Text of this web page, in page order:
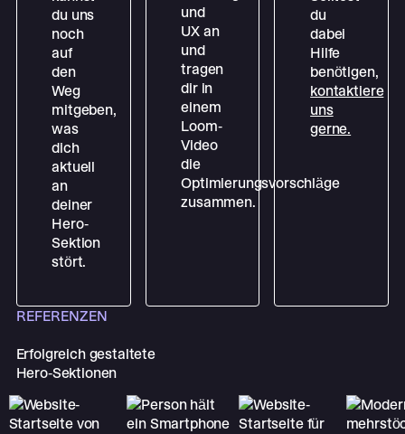
du uns
noch
auf
den
Weg
mitgeben,
was
dich
aktuell
an
deiner
Hero-
Sektion
stört.
und
UX an
und
tragen
dir in
einem
Loom-
Video
die
Optimierungsvorschläge
zusammen.
du
dabei
Hilfe
benötigen,
kontaktiere
uns
gerne.
REFERENZEN
Erfolgreich gestaltete
Hero-Sektionen